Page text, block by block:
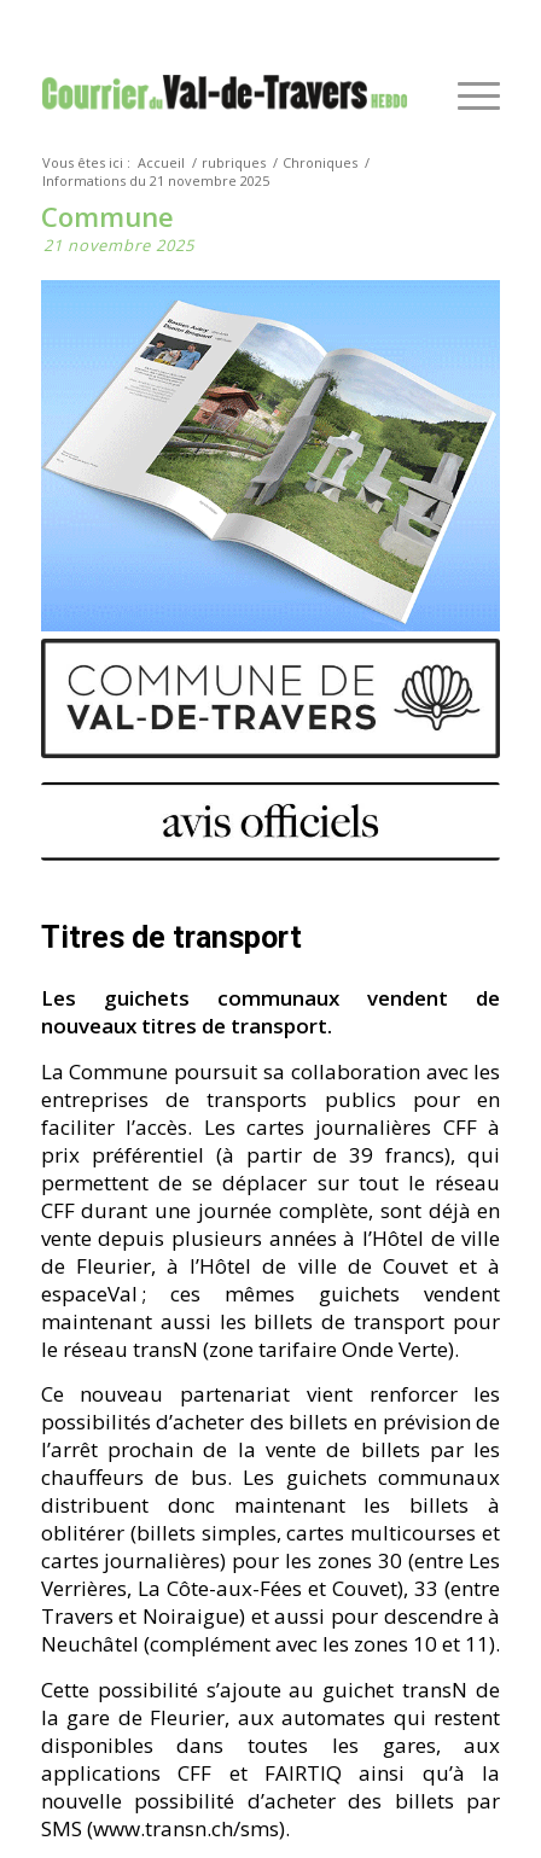
Vous êtes ici : Accueil / rubriques / Chroniques /
Informations du 21 novembre 2025
Commune
21 novembre 2025
Titres de transport
Les guichets communaux vendent de
nouveaux titres de transport.
La Commune poursuit sa collaboration avec les
entreprises de transports publics pour en
faciliter l’accès. Les cartes journalières CFF à
prix préférentiel (à partir de 39 francs), qui
permettent de se déplacer sur tout le réseau
CFF durant une journée complète, sont déjà en
vente depuis plusieurs années à l’Hôtel de ville
de Fleurier, à l’Hôtel de ville de Couvet et à
espaceVal ; ces mêmes guichets vendent
maintenant aussi les billets de transport pour
le réseau transN (zone tarifaire Onde Verte).
Ce nouveau partenariat vient renforcer les
possibilités d’acheter des billets en prévision de
l’arrêt prochain de la vente de billets par les
chauffeurs de bus. Les guichets communaux
distribuent donc maintenant les billets à
oblitérer (billets simples, cartes multicourses et
cartes journalières) pour les zones 30 (entre Les
Verrières, La Côte-aux-Fées et Couvet), 33 (entre
Travers et Noiraigue) et aussi pour descendre à
Neuchâtel (complément avec les zones 10 et 11).
Cette possibilité s’ajoute au guichet transN de
la gare de Fleurier, aux automates qui restent
disponibles dans toutes les gares, aux
applications CFF et FAIRTIQ ainsi qu’à la
nouvelle possibilité d’acheter des billets par
SMS (www.transn.ch/sms).